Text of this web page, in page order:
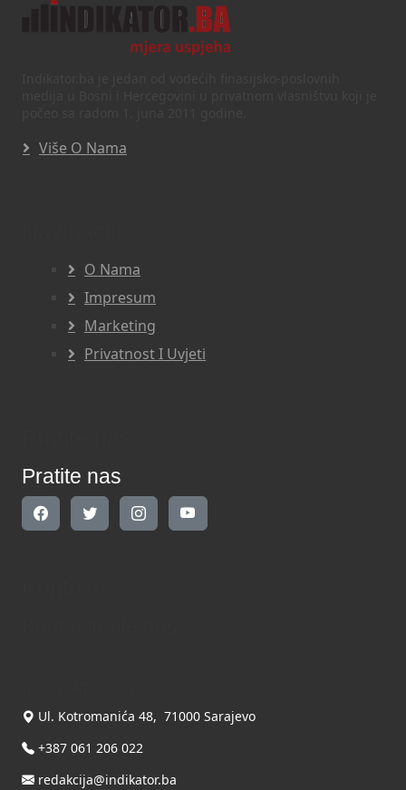
Više O Nama
O Nama
Impresum
Marketing
Privatnost I Uvjeti
Pratite nas
Ul. Kotromanića 48, 71000 Sarajevo
+387 061 206 022
redakcija@indikator.ba